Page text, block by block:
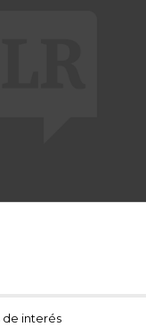
de interés